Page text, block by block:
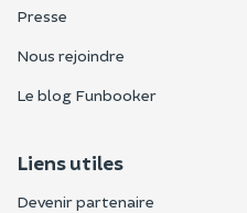
Presse
Nous rejoindre
Le blog Funbooker
Liens utiles
Devenir partenaire